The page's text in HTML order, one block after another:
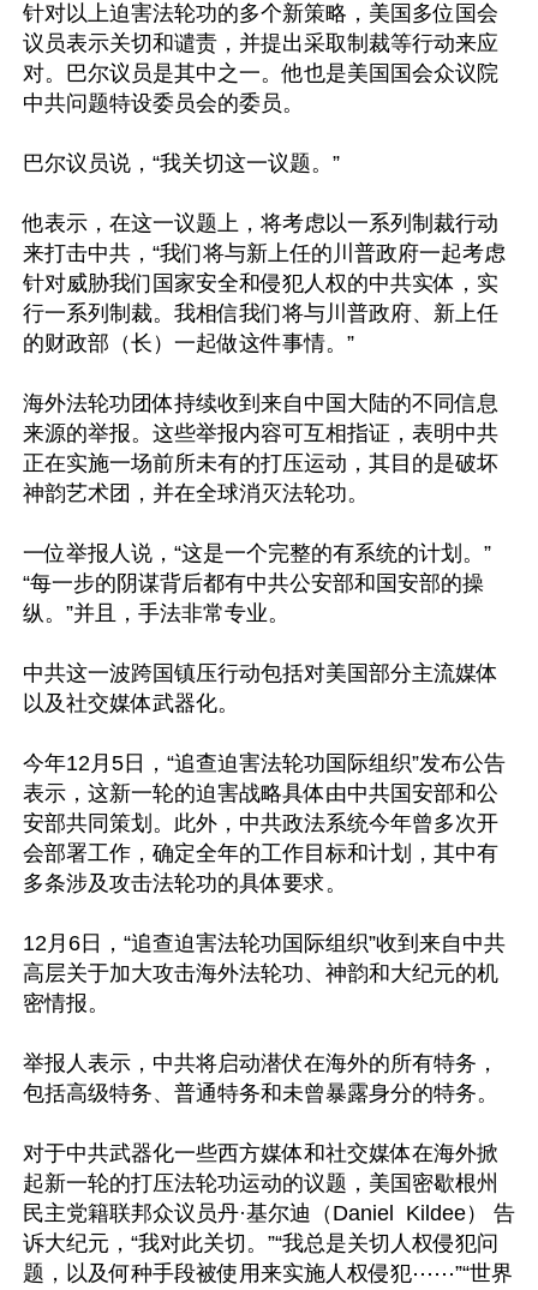
针对以上迫害法轮功的多个新策略，美国多位国会
议员表示关切和谴责，并提出采取制裁等行动来应
对。巴尔议员是其中之一。他也是美国国会众议院
中共问题特设委员会的委员。
巴尔议员说，“我关切这一议题。”
他表示，在这一议题上，将考虑以一系列制裁行动
来打击中共，“我们将与新上任的川普政府一起考虑
针对威胁我们国家安全和侵犯人权的中共实体，实
行一系列制裁。我相信我们将与川普政府、新上任
的财政部（长）一起做这件事情。”
海外法轮功团体持续收到来自中国大陆的不同信息
来源的举报。这些举报内容可互相指证，表明中共
正在实施一场前所未有的打压运动，其目的是破坏
神韵艺术团，并在全球消灭法轮功。
一位举报人说，“这是一个完整的有系统的计划。”
“每一步的阴谋背后都有中共公安部和国安部的操
纵。”并且，手法非常专业。
中共这一波跨国镇压行动包括对美国部分主流媒体
以及社交媒体武器化。
今年12月5日，“追查迫害法轮功国际组织”发布公告
表示，这新一轮的迫害战略具体由中共国安部和公
安部共同策划。此外，中共政法系统今年曾多次开
会部署工作，确定全年的工作目标和计划，其中有
多条涉及攻击法轮功的具体要求。
12月6日，“追查迫害法轮功国际组织”收到来自中共
高层关于加大攻击海外法轮功、神韵和大纪元的机
密情报。
举报人表示，中共将启动潜伏在海外的所有特务，
包括高级特务、普通特务和未曾暴露身分的特务。
对于中共武器化一些西方媒体和社交媒体在海外掀
起新一轮的打压法轮功运动的议题，美国密歇根州
民主党籍联邦众议员丹·基尔迪（Daniel  Kildee） 告
诉大纪元，“我对此关切。”“我总是关切人权侵犯问
题，以及何种手段被使用来实施人权侵犯⋯⋯”“世界